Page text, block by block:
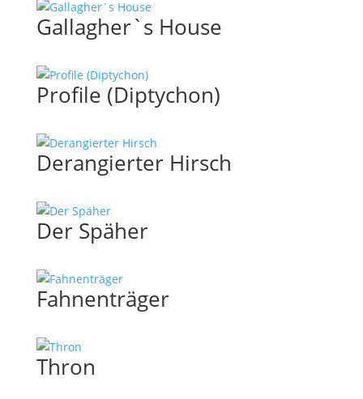
Gallagher`s House
Profile (Diptychon)
Derangierter Hirsch
Der Späher
Fahnenträger
Thron